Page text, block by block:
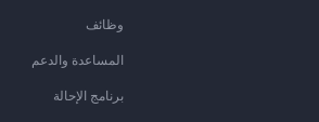
وظائف
المساعدة والدعم
برنامج الإحالة